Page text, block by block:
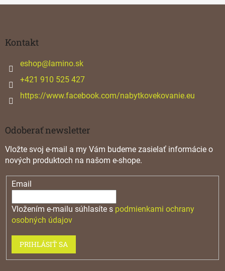
Kontakt
eshop@lamino.sk
+421 910 525 427
https://www.facebook.com/nabytkovekovanie.eu
Odoberať newsletter
Vložte svoj e-mail a my Vám budeme zasielať informácie o
nových produktoch na našom e-shope.
Email
Vložením e-mailu súhlasíte s podmienkami ochrany
osobných údajov
PRIHLÁSIŤ SA